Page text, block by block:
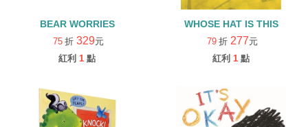
BEAR WORRIES
75 折 329元
紅利 1 點
WHOSE HAT IS THIS
79 折 277元
紅利 1 點